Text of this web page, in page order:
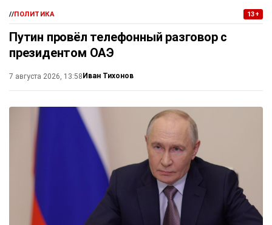
//ПОЛИТИКА 13+
Путин провёл телефонный разговор с
президентом ОАЭ
7 августа 2026, 13:58 Иван Тихонов